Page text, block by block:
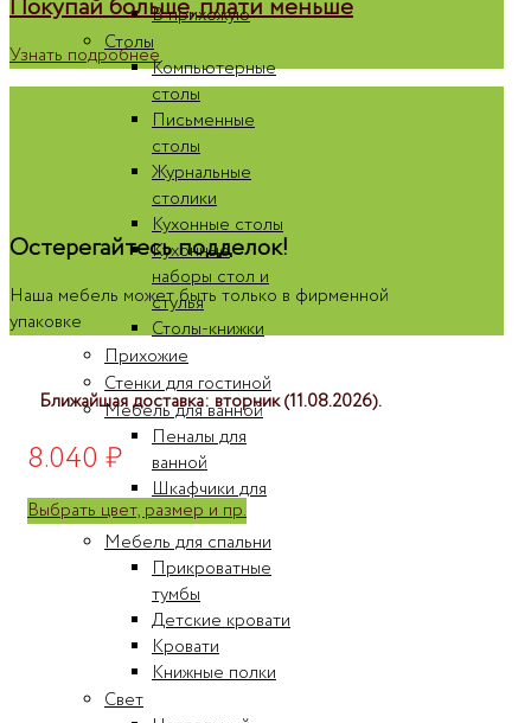
В прихожую
Столы
Компьютерные
столы
Письменные
столы
Журнальные
столики
Кухонные столы
Кухонные
наборы стол и
стулья
Столы-книжки
Прихожие
Стенки для гостиной
Мебель для ванной
Пеналы для
ванной
Шкафчики для
ванной
Мебель для спальни
Прикроватные
тумбы
Детские кровати
Кровати
Книжные полки
Свет
Покупай больше, плати меньше
Узнать подробнее
Остерегайтесь подделок!
Наша мебель может быть только в фирменной
упаковке
Ближайшая доставка: вторник (11.08.2026).
8.040 ₽
Выбрать цвет, размер и пр.